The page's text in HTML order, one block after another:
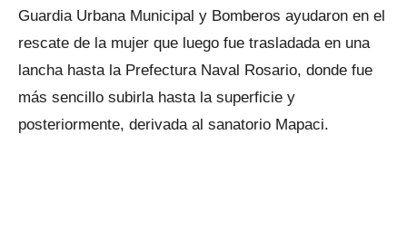
Guardia Urbana Municipal y Bomberos ayudaron en el
rescate de la mujer que luego fue trasladada en una
lancha hasta la Prefectura Naval Rosario, donde fue
más sencillo subirla hasta la superficie y
posteriormente, derivada al sanatorio Mapaci.